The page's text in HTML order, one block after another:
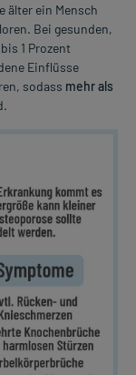
älter ein Mensch
Bei gesunden,
1 Prozent
Einflüsse
sodass mehr als